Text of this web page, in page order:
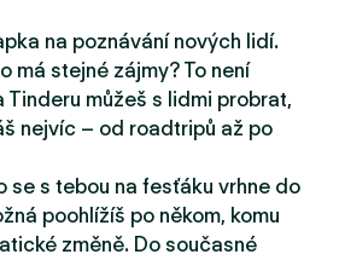
na poznávání nových lidí.
má stejné zájmy? To není
Tinderu můžeš s lidmi probrat,
nejvíc – od roadtripů až po
se s tebou na fesťáku vrhne do
poohlížíš po někom, komu
změně. Do současné